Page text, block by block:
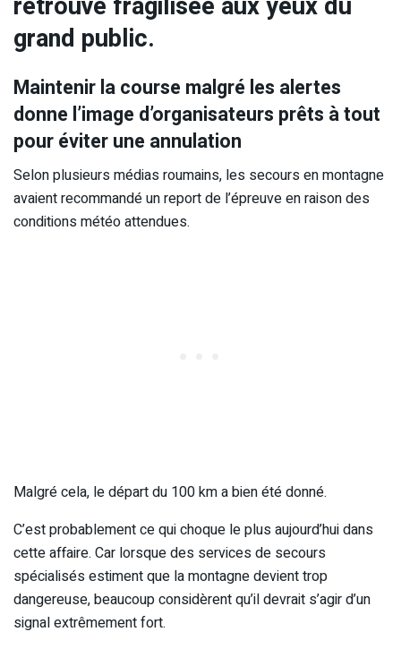
grand public.
Maintenir la course malgré les alertes
donne l’image d’organisateurs prêts à tout
pour éviter une annulation
Selon plusieurs médias roumains, les secours en montagne
avaient recommandé un report de l’épreuve en raison des
conditions météo attendues.
Malgré cela, le départ du 100 km a bien été donné.
C’est probablement ce qui choque le plus aujourd’hui dans
cette affaire. Car lorsque des services de secours
spécialisés estiment que la montagne devient trop
dangereuse, beaucoup considèrent qu’il devrait s’agir d’un
signal extrêmement fort.